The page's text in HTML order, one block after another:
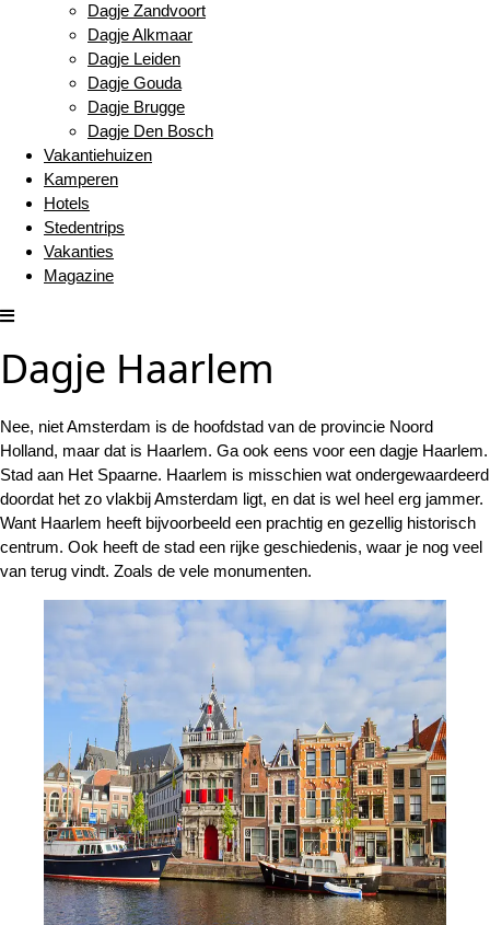
Dagje Zandvoort
Dagje Alkmaar
Dagje Leiden
Dagje Gouda
Dagje Brugge
Dagje Den Bosch
Vakantiehuizen
Kamperen
Hotels
Stedentrips
Vakanties
Magazine
Dagje Haarlem
Nee, niet Amsterdam is de hoofdstad van de provincie Noord
Holland, maar dat is Haarlem. Ga ook eens voor een dagje Haarlem.
Stad aan Het Spaarne. Haarlem is misschien wat ondergewaardeerd
doordat het zo vlakbij Amsterdam ligt, en dat is wel heel erg jammer.
Want Haarlem heeft bijvoorbeeld een prachtig en gezellig historisch
centrum. Ook heeft de stad een rijke geschiedenis, waar je nog veel
van terug vindt. Zoals de vele monumenten.